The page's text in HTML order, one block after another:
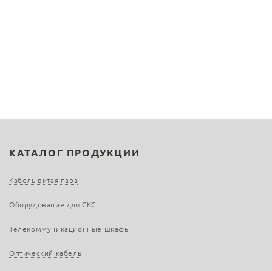
КАТАЛОГ ПРОДУКЦИИ
Кабель витая пара
Оборудование для СКС
Телекоммуникационные шкафы
Оптический кабель